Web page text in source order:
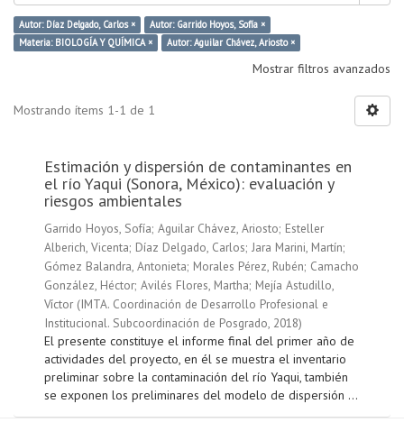
Autor: Díaz Delgado, Carlos ×
Autor: Garrido Hoyos, Sofía ×
Materia: BIOLOGÍA Y QUÍMICA ×
Autor: Aguilar Chávez, Ariosto ×
Mostrar filtros avanzados
Mostrando ítems 1-1 de 1
Estimación y dispersión de contaminantes en
el río Yaqui (Sonora, México): evaluación y
riesgos ambientales
Garrido Hoyos, Sofía; Aguilar Chávez, Ariosto; Esteller
Alberich, Vicenta; Díaz Delgado, Carlos; Jara Marini, Martín;
Gómez Balandra, Antonieta; Morales Pérez, Rubén; Camacho
González, Héctor; Avilés Flores, Martha; Mejía Astudillo,
Víctor (IMTA. Coordinación de Desarrollo Profesional e
Institucional. Subcoordinación de Posgrado, 2018)
El presente constituye el informe final del primer año de
actividades del proyecto, en él se muestra el inventario
preliminar sobre la contaminación del río Yaqui, también
se exponen los preliminares del modelo de dispersión ...